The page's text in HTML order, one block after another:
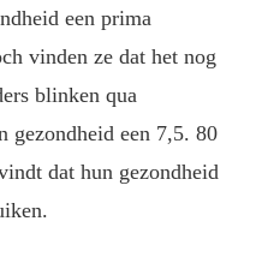
een prima
vinden ze dat het nog
blinken qua
een 7,5. 80
dat hun gezondheid